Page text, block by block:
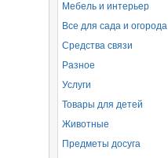
Мебель и интерьер
Все для сада и огорода
Средства связи
Разное
Услуги
Товары для детей
Животные
Предметы досуга